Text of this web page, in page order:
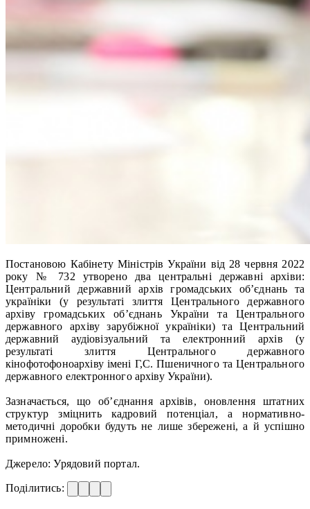
Постановою Кабінету Міністрів України від 28 червня 2022
року № 732 утворено два центральні державні архіви:
Центральний державний архів громадських об’єднань та
україніки (у результаті злиття Центрального державного
архіву громадських об’єднань України та Центрального
державного архіву зарубіжної україніки) та Центральний
державний аудіовізуальний та електронний архів (у
результаті злиття Центрального державного
кінофотофоноархіву імені Г,С. Пшеничного та Центрального
державного електронного архіву України).
Зазначається, що об’єднання архівів, оновлення штатних
структур зміцнить кадровий потенціал, а нормативно-
методичні доробки будуть не лише збережені, а й успішно
примножені.
Джерело: Урядовий портал.
Поділитись: